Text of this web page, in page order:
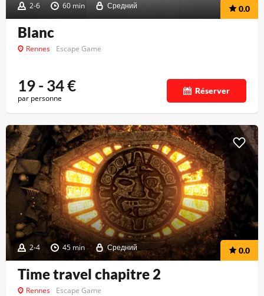
2-6 60 min Средний 0.0
Blanc
Rennes Escape Game
19 - 34€
par personne
Réserver
2-4 45 min Средний 0.0
Time travel chapitre 2
Rennes Escape Game